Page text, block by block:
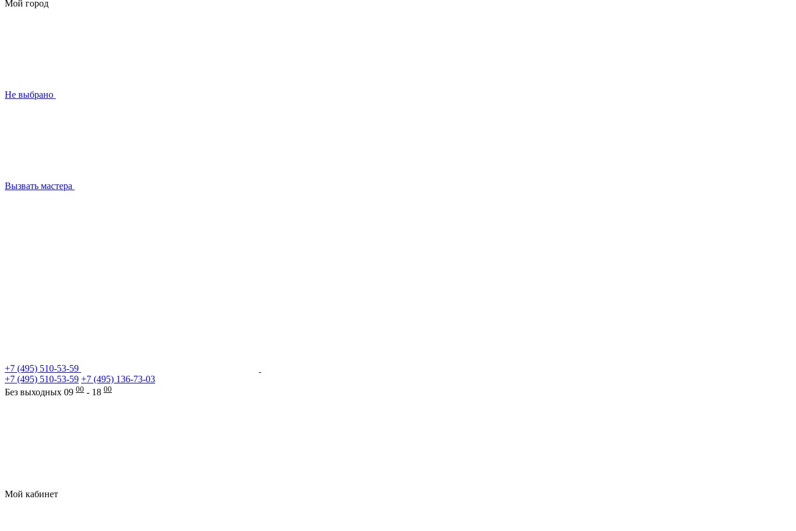
Мой город
Не выбрано
Вызвать мастера
+7 (495) 510-53-59
+7 (495) 510-53-59 +7 (495) 136-73-03
Без выходных 09 00 - 18 00
Мой кабинет